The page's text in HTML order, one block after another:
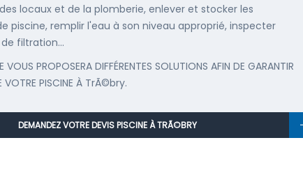
locaux et de la plomberie, enlever et stocker les
piscine, remplir l'eau à son niveau approprié, inspecter
filtration...
VOUS PROPOSERA DIFFÉRENTES SOLUTIONS AFIN DE GARANTIR
VOTRE PISCINE À TrÃ©bry.
DEMANDEZ VOTRE DEVIS PISCINE À TRÃ©BRY